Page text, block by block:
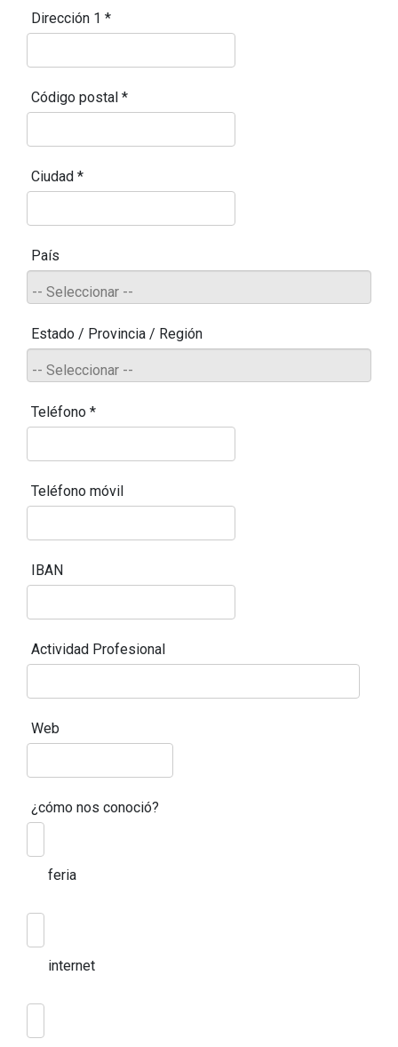
Dirección 1 *
Código postal *
Ciudad *
País
Estado / Provincia / Región
Teléfono *
Teléfono móvil
IBAN
Actividad Profesional
Web
¿cómo nos conoció?
feria
internet